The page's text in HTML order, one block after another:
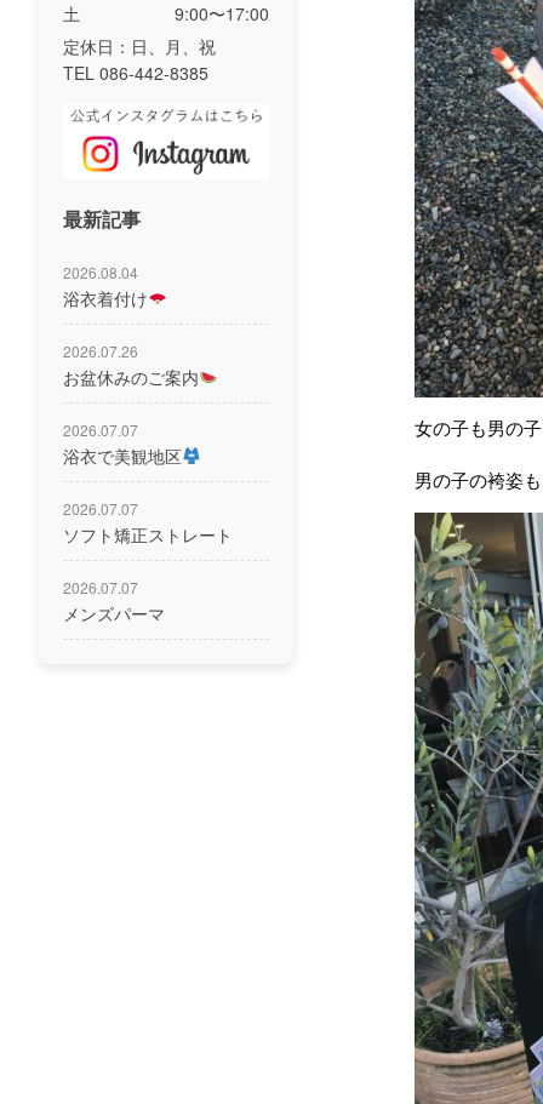
女の子も男の
男の子の袴姿
土
9:00〜17:00
定休日：日、月、祝
TEL 086-442-8385
最新記事
2026.08.04
浴衣着付け
2026.07.26
お盆休みのご案内
2026.07.07
浴衣で美観地区
2026.07.07
ソフト矯正ストレート
2026.07.07
メンズパーマ